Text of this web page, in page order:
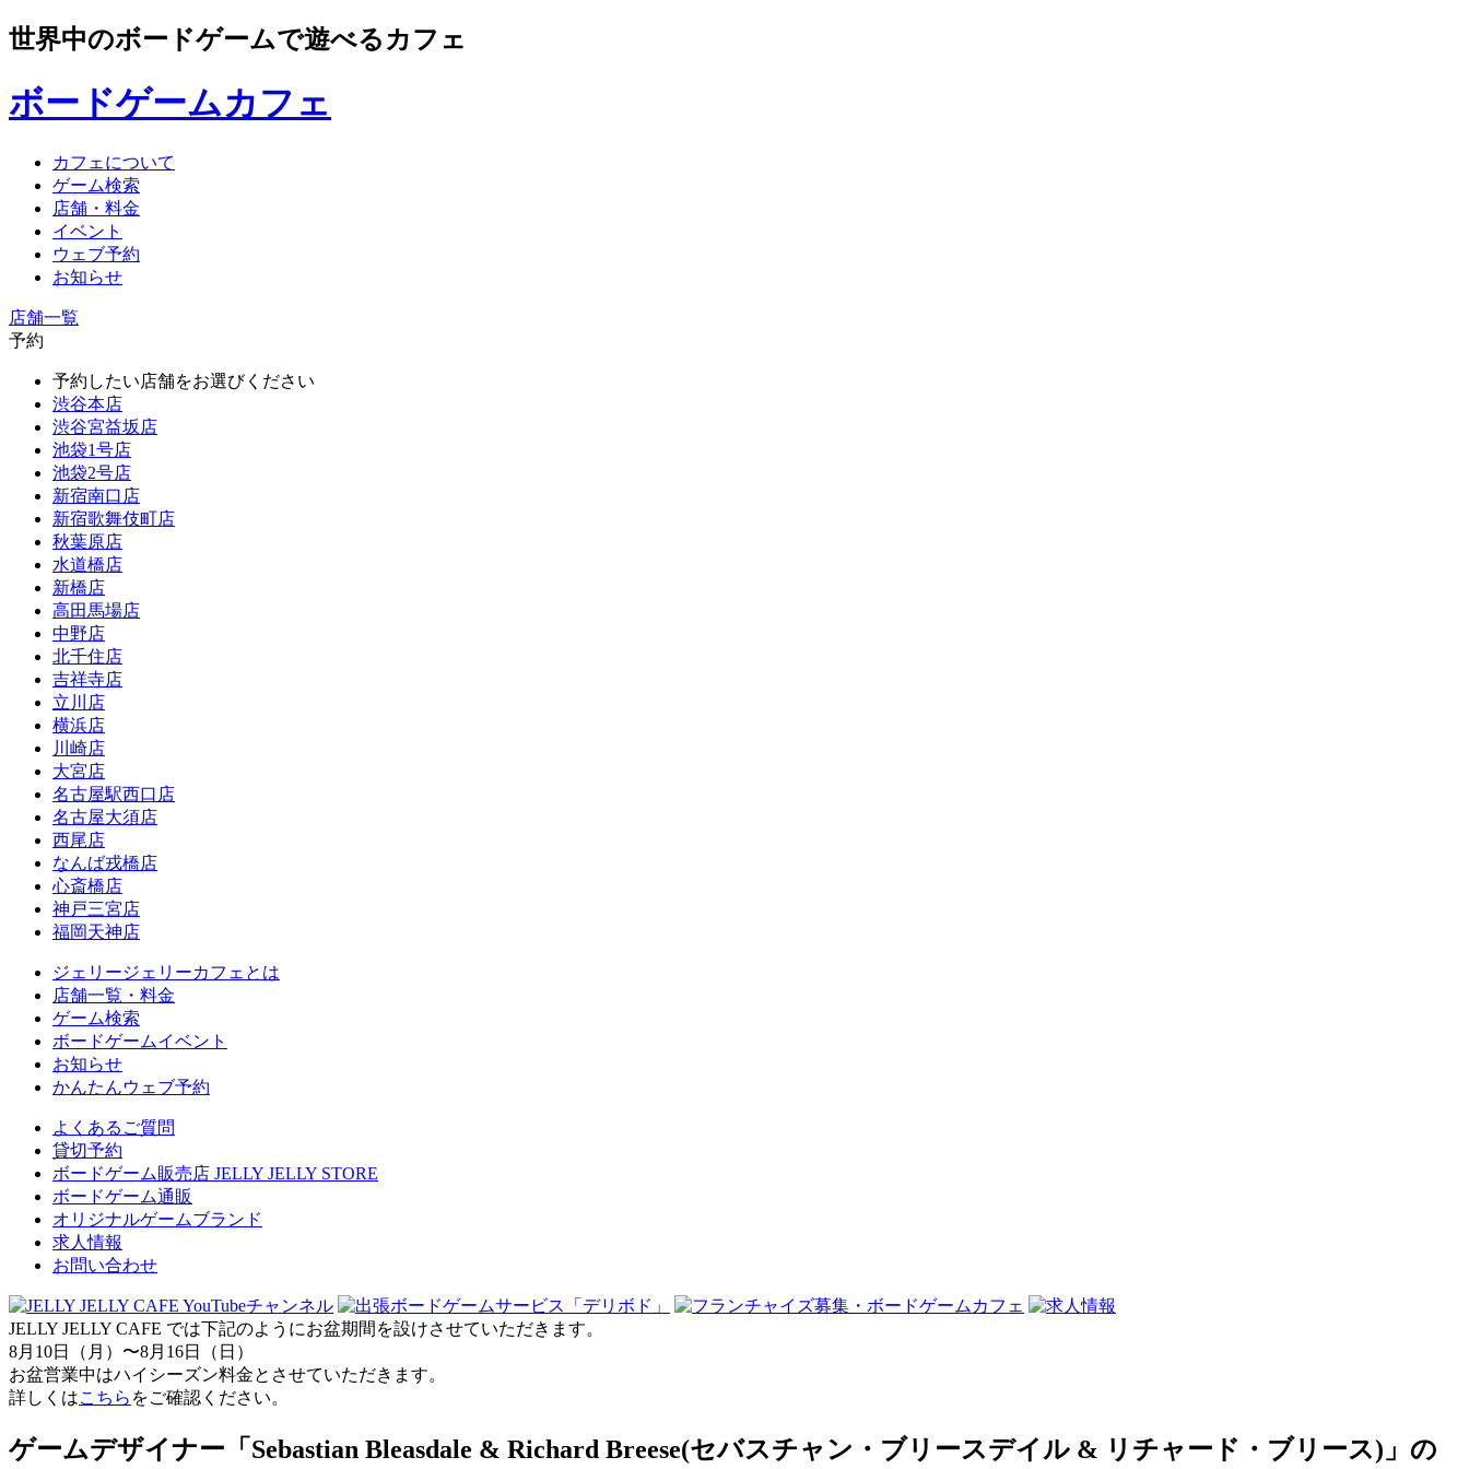
世界中のボードゲームで遊べるカフェ
ボードゲームカフェ
カフェについて
ゲーム検索
店舗・料金
イベント
ウェブ予約
お知らせ
店舗一覧
予約
予約したい店舗をお選びください
渋谷本店
渋谷宮益坂店
池袋1号店
池袋2号店
新宿南口店
新宿歌舞伎町店
秋葉原店
水道橋店
新橋店
高田馬場店
中野店
北千住店
吉祥寺店
立川店
横浜店
川崎店
大宮店
名古屋駅西口店
名古屋大須店
西尾店
なんば戎橋店
心斎橋店
神戸三宮店
福岡天神店
ジェリージェリーカフェとは
店舗一覧・料金
ゲーム検索
ボードゲームイベント
お知らせ
かんたんウェブ予約
よくあるご質問
貸切予約
ボードゲーム販売店 JELLY JELLY STORE
ボードゲーム通販
オリジナルゲームブランド
求人情報
お問い合わせ
JELLY JELLY CAFE では下記のようにお盆期間を設けさせていただきます。
8月10日（月）〜8月16日（日）
お盆営業中はハイシーズン料金とさせていただきます。
詳しくはこちら をご確認ください。
ゲームデザイナー「Sebastian Bleasdale & Richard Breese(セバスチャン・ブリースデイル & リチャード・ブリース)」の